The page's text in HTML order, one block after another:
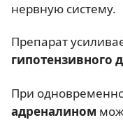
нервную систему.
Препарат
гипотензивного
При
адреналином